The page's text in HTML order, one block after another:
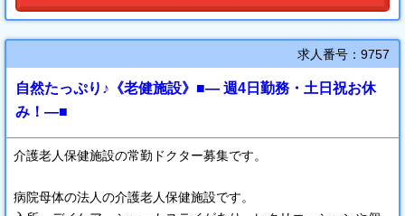
求人番号：9757
自然たっぷり♪《老健施設》■― 週4日勤務・土日祝お休
み！―■
介護老人保健施設の常勤ドクター募集です。
病院母体の法人の介護老人保健施設です。